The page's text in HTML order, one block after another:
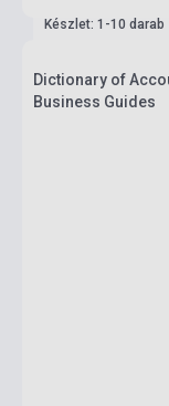
Készlet: 1-10 darab
Dictionary of
Business Guides